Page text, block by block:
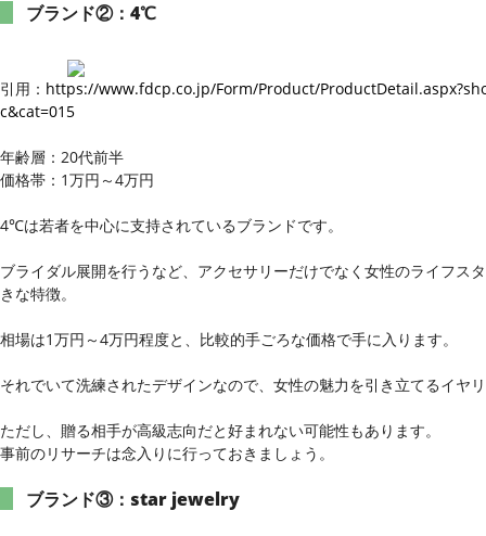
ブランド②：4℃
引用： https://www.fdcp.co.jp/Form/Product/
c&cat=015
年齢層：20代前半
価格帯：1万円～4万円
4℃は若者を中心に支持されているブランドです。
ブライダル展開を行うなど、アクセサリーだけでなく女性のライフス
きな特徴。
相場は1万円～4万円程度と、比較的手ごろな価格で手に入ります。
それでいて洗練されたデザインなので、女性の魅力を引き立てるイヤ
ただし、贈る相手が高級志向だと好まれない可能性もあります。
事前のリサーチは念入りに行っておきましょう。
ブランド③：star jewelry